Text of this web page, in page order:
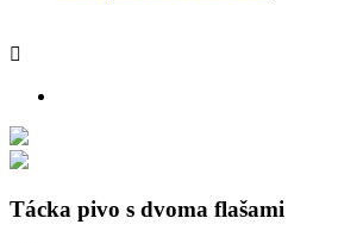

Tácka pivo s dvoma flašami